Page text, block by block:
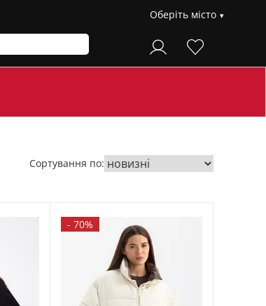
Оберіть місто
Сортування по:
- 70%